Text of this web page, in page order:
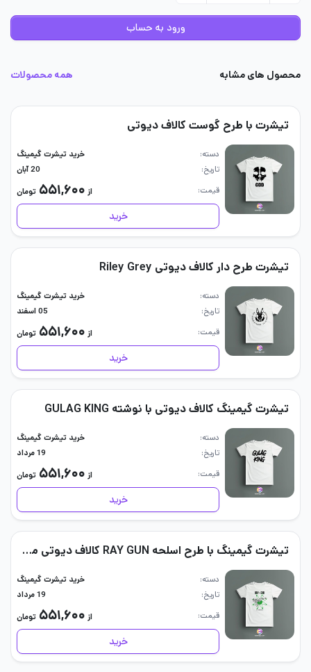
ورود به حساب
محصول های مشابه همه محصولات
تیشرت با طرح گوست کالاف دیوتی
دسته
خرید تیشرت گیمینگ
تاریخ
20 آبان
قیمت
از ۵۵۱,۶۰۰ تومان
خرید
تیشرت طرح دار کالاف دیوتی Riley Grey
دسته
خرید تیشرت گیمینگ
تاریخ
05 اسفند
قیمت
از ۵۵۱,۶۰۰ تومان
خرید
تیشرت گیمینگ کالاف دیوتی با نوشته GULAG KING
دسته
خرید تیشرت گیمینگ
تاریخ
19 مرداد
قیمت
از ۵۵۱,۶۰۰ تومان
خرید
تیشرت گیمینگ با طرح اسلحه RAY GUN کالاف دیوتی موبایل
دسته
خرید تیشرت گیمینگ
تاریخ
19 مرداد
قیمت
از ۵۵۱,۶۰۰ تومان
خرید